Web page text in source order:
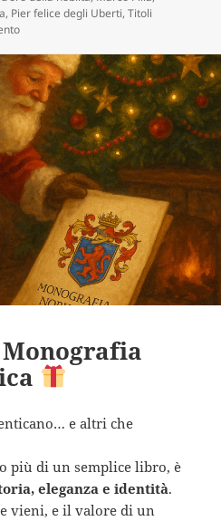
, Pier felice degli Uberti,Titoli
su Il Linguaggio della Nobiltà
e altri che
più di un semplice libro, è
eleganza e identità.
vieni, e il valore di un